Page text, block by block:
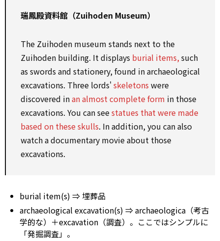
瑞鳳殿資料館（Zuihoden Museum）
The Zuihoden museum stands next to the
Zuihoden building. It displays burial items, such
as swords and stationery, found in archaeological
excavations. Three lords' skeletons were
discovered inan almost complete form in those
excavations. You can seestatues that were made
based on these skulls. In addition, you can also
watch a documentary movie about those
excavations.
burial item(s) ⇒ 埋葬品
archaeological excavation(s) ⇒ archaeologica（考古
学的な）＋excavation（調査）。ここではシンプルに
「発掘調査」。